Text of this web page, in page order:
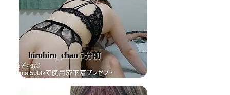
hirohiro_chan 5分前